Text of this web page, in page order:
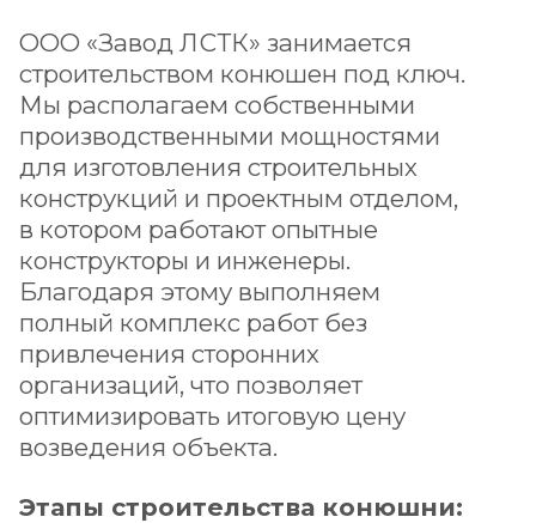
ООО «Завод ЛСТК» занимается
строительством конюшен под ключ.
Мы располагаем собственными
производственными мощностями
для изготовления строительных
конструкций и проектным отделом,
в котором работают опытные
конструкторы и инженеры.
Благодаря этому выполняем
полный комплекс работ без
привлечения сторонних
организаций, что позволяет
оптимизировать итоговую цену
возведения объекта.
Этапы строительства конюшни: